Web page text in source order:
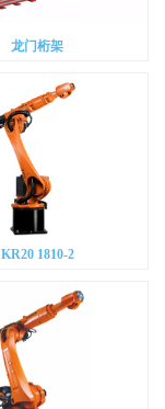
龙门桁架
KR20 1810-2